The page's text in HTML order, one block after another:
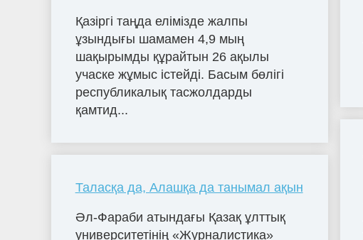
Қазіргі таңда елімізде жалпы
ұзындығы шамамен 4,9 мың
шақырымды құрайтын 26 ақылы
учаске жұмыс істейді. Басым бөлігі
республикалық тасжолдарды
қамтид...
Таласқа да, Алашқа да танымал ақын
Әл-Фараби атындағы Қазақ ұлттық
университетінің «Журналистика»